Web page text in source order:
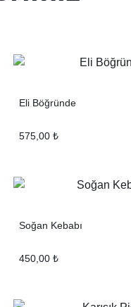
Eli Böğründe
575,00 ₺
Soğan Kebabı
450,00 ₺